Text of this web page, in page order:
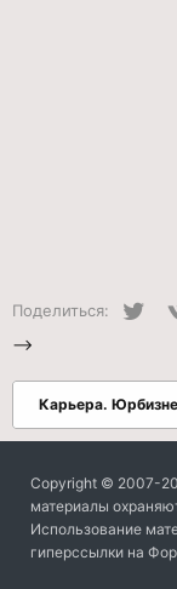
Поделиться:
-->
Карьера.
Copyright © 2007-
материалы
Использование
гиперссылки на